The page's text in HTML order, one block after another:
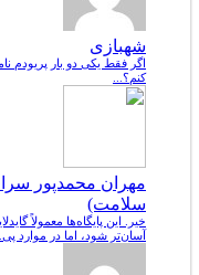
شهبازی
اگر فقط یکی دو بار پریودم
کنم؟...
مهران محمدپور
سلامت)
خیر. این پایگاه‌ها معمولاً
آسان‌تر شود، اما در موارد پی...